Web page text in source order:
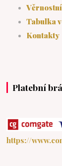
Tabulka
Kontakty
Platební
https://